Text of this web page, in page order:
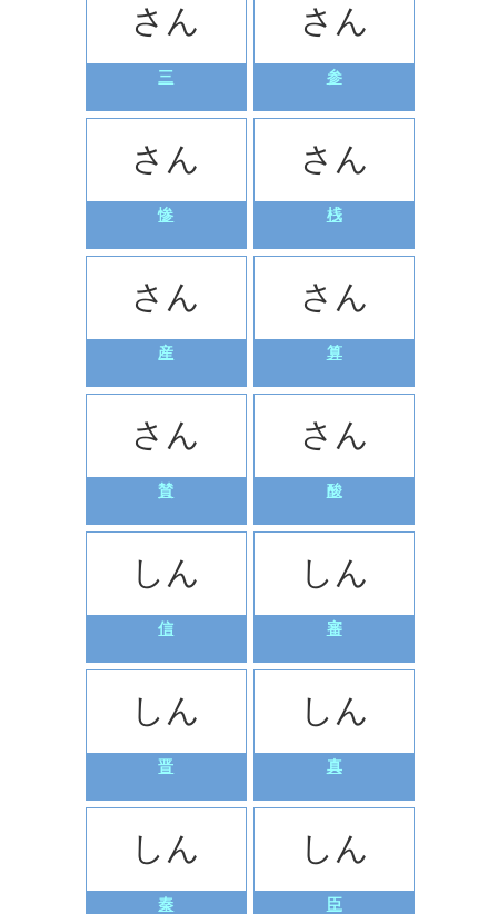
さん
三
さん
参
さん
惨
さん
桟
さん
産
さん
算
さん
賛
さん
酸
しん
信
しん
審
しん
晋
しん
真
しん
秦
しん
臣